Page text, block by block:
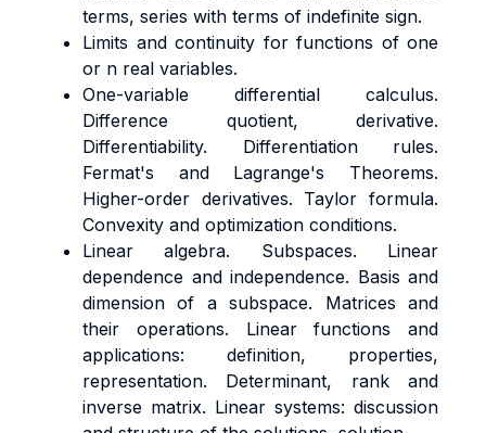
terms, series with terms of indefinite sign.
Limits and continuity for functions of one
or n real variables.
One-variable differential calculus.
Difference quotient, derivative.
Differentiability. Differentiation rules.
Fermat's and Lagrange's Theorems.
Higher-order derivatives. Taylor formula.
Convexity and optimization conditions.
Linear algebra. Subspaces. Linear
dependence and independence. Basis and
dimension of a subspace. Matrices and
their operations. Linear functions and
applications: definition, properties,
representation. Determinant, rank and
inverse matrix. Linear systems: discussion